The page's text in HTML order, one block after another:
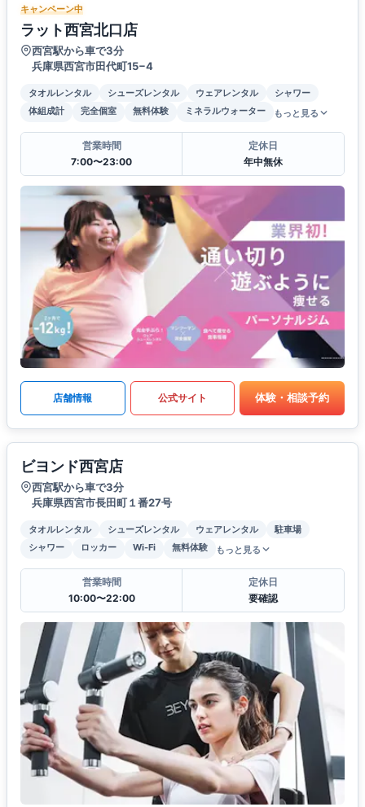
キャンペーン中
ラット西宮北口店
西宮駅から車で3分
兵庫県西宮市田代町15−4
タオルレンタル シューズレンタル ウェアレンタル
シャワー
体組成計
完全個室 無料体験 ミネラルウォーター もっと見る
営業時間
7:00〜23:00
定休日
年中無休
店舗情報 公式サイト 体験・相談予約
ビヨンド西宮店
西宮駅から車で3分
兵庫県西宮市長田町１番27号
タオルレンタル シューズレンタル ウェアレンタル
駐車場
シャワー
ロッカー Wi-Fi 無料体験 もっと見る
営業時間
10:00〜22:00
定休日
要確認